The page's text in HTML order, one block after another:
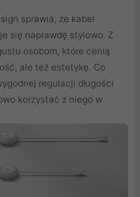
sprawia, że kabel
się naprawdę stylowo. Z
osobom, które cenią
ale też estetykę. Co
regulacji długości
korzystać z niego w